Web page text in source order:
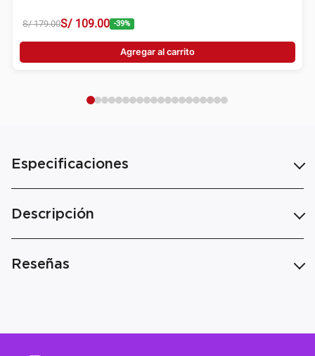
S/ 179.00S/ 109.00 -39%
Agregar al carrito
Especificaciones
Descripción
Reseñas